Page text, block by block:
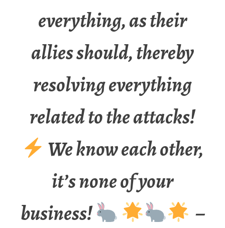
everything, as their
allies should, thereby
resolving everything
related to the attacks!
We know each other,
it’s none of your
business!
–